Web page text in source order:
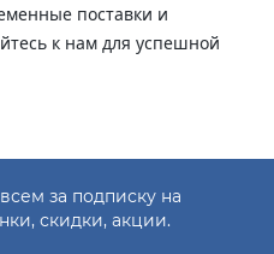
поставки и
к нам для успешной
за подписку на
скидки, акции.